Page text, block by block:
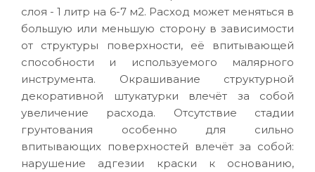
слоя - 1 литр на 6-7 м2. Расход может меняться в
большую или меньшую сторону в зависимости
от структуры поверхности, её впитывающей
способности и используемого малярного
инструмента. Окрашивание структурной
декоративной штукатурки влечёт за собой
увеличение расхода. Отсутствие стадии
грунтования особенно для сильно
впитывающих поверхностей влечёт за собой:
нарушение адгезии краски к основанию,